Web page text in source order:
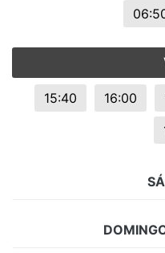
15:40 16:00